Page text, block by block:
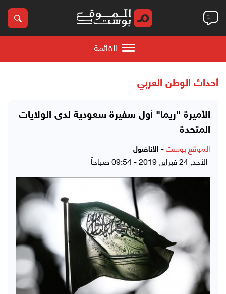
القائمة
أحداث الوطن العربي
الأميرة "ريما" أول سفيرة سعودية لدى الولايات
المتحدة
الموقع بوست- الأناضول
الأحد, 24 فبراير, 2019 - 09:54 صباحاً